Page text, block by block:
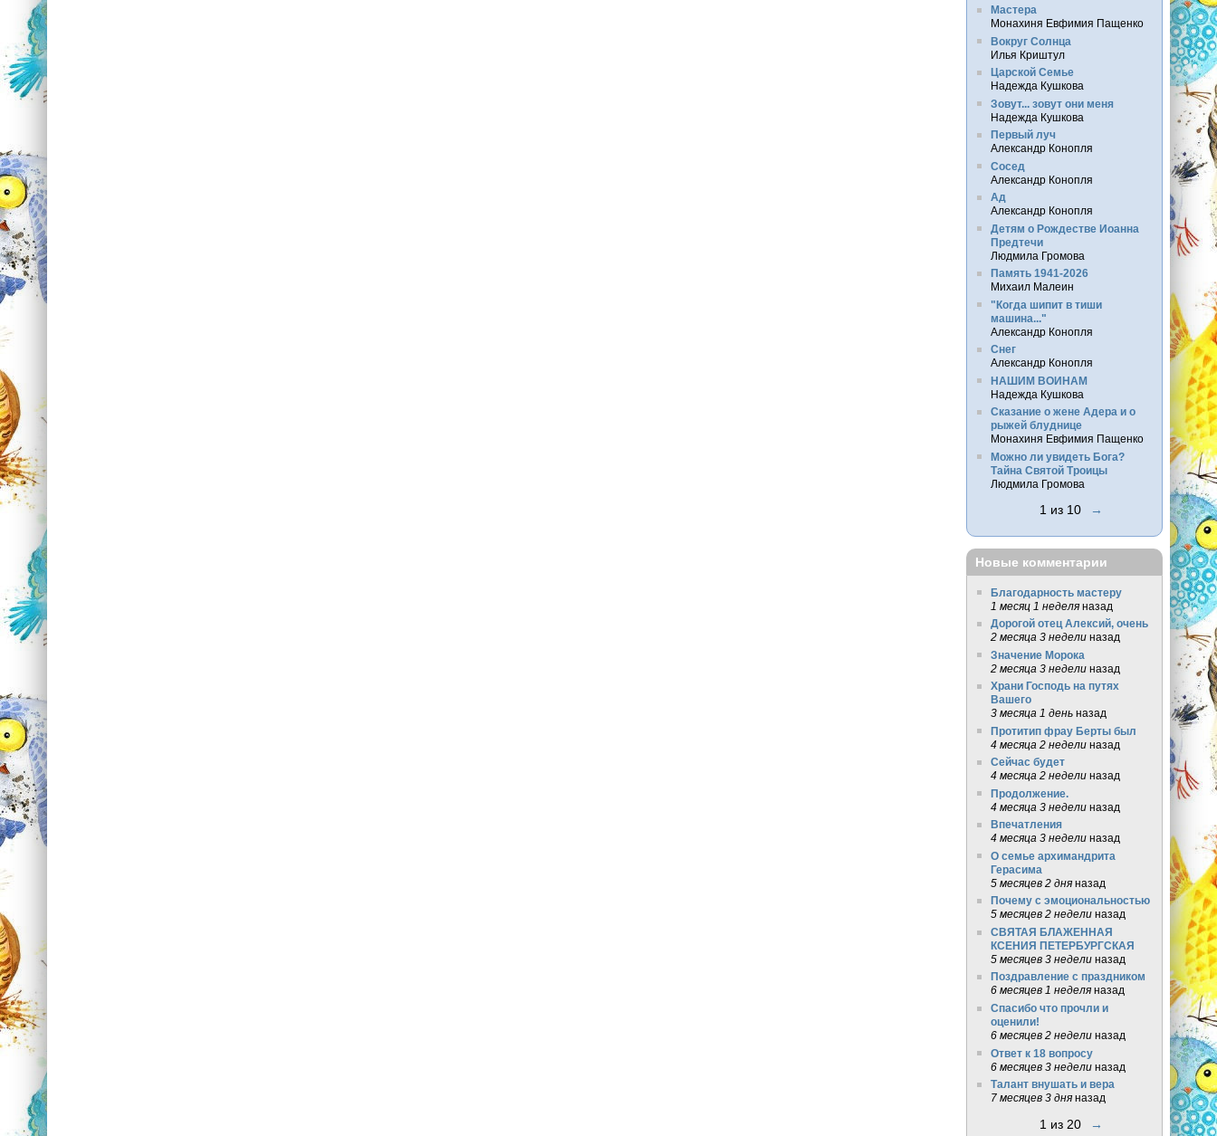
Мастера
Монахиня Евфимия Пащенко
Вокруг Солнца
Илья Криштул
Царской Семье
Надежда Кушкова
Зовут... зовут они меня
Надежда Кушкова
Первый луч
Александр Конопля
Сосед
Александр Конопля
Ад
Александр Конопля
Детям о Рождестве Иоанна
Предтечи
Людмила Громова
Память 1941-2026
Михаил Малеин
"Когда шипит в тиши
машина..."
Александр Конопля
Снег
Александр Конопля
НАШИМ ВОИНАМ
Надежда Кушкова
Сказание о жене Адера и о
рыжей блуднице
Монахиня Евфимия Пащенко
Можно ли увидеть Бога?
Тайна Святой Троицы
Людмила Громова
1 из 10 →
Новые комментарии
Благодарность мастеру
1 месяц 1 неделяназад
Дорогой отец Алексий, очень
2 месяца 3 неделиназад
Значение Морока
2 месяца 3 неделиназад
Храни Господь на путях
Вашего
3 месяца 1 деньназад
Протитип фрау Берты был
4 месяца 2 неделиназад
Сейчас будет
4 месяца 2 неделиназад
Продолжение.
4 месяца 3 неделиназад
Впечатления
4 месяца 3 неделиназад
О семье архимандрита
Герасима
5 месяцев 2 дняназад
Почему с эмоциональностью
5 месяцев 2 неделиназад
СВЯТАЯ БЛАЖЕННАЯ
КСЕНИЯ ПЕТЕРБУРГСКАЯ
5 месяцев 3 неделиназад
Поздравление с праздником
6 месяцев 1 неделяназад
Спасибо что прочли и
оценили!
6 месяцев 2 неделиназад
Ответ к 18 вопросу
6 месяцев 3 неделиназад
Талант внушать и вера
7 месяцев 3 дняназад
1 из 20 →